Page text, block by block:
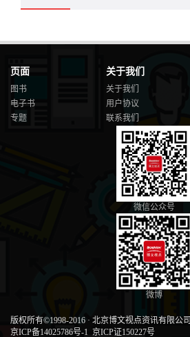
页面
图书
电子书
专题
关于我们
关于我们
用户协议
联系我们
微信公众号
微博
版权所有©1998-2016 · 北京博文视点资讯有限公司
京ICP备14025786号-1 京ICP证150227号